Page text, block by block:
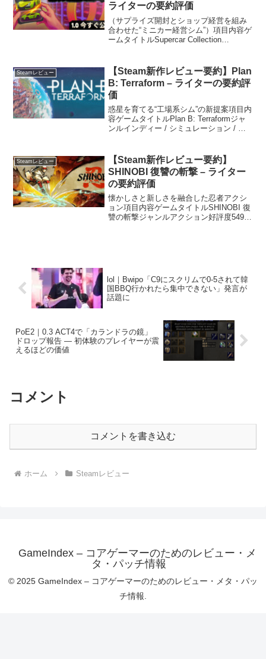
ライターの要約評価
（サプライズ開封とショップ経営を組み
合わせた“ミニカー経営シム”）項目内容ゲ
ームタイトルSupercar Collection
評率 86.4%（...
Steamレビュー
【Steam新作レビュー要約】Plan
B: Terraform – ライターの要約評
価
惑星を育てる“工場系シム”の新提案項目内
容ゲームタイトルPlan B: Terraformジャ
ンルインディー / シミュレーション / ス
った順で好評上位15件...
Steamレビュー
【Steam新作レビュー要約】
SHINOBI 復讐の斬撃 – ライター
の要約評価
懐かしさと新しさを融合した忍者アクシ
ョン項目内容ゲームタイトルSHINOBI 復
讐の斬撃ジャンルアクション好評度549件
lol｜Bwipo「C9にスクリムで0-5されて韓
国BBQ行かれたら集中できない」発言が
話題に
PoE2｜0.3 ACT4で「カランドラの鏡」
ドロップ報告 ― 初体験のプレイヤーが震
えるほどの価値
コメント
コメントを書き込む
ホーム Steamレビュー
GameIndex – コアゲーマーのためのレビュー・メ
タ・パッチ情報
© 2025 GameIndex – コアゲーマーのためのレビュー・メタ・パッ
チ情報.